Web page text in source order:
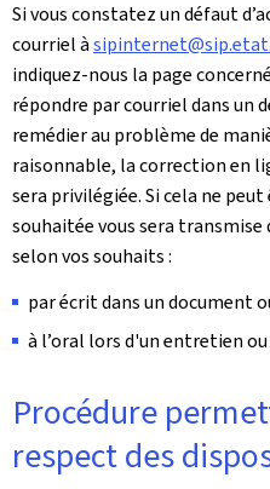
Si vous constatez un défaut
courriel à
indiquez-nous la page
répondre par courriel dans un
remédier au problème de
raisonnable, la correction en
sera privilégiée. Si cela ne
souhaitée vous sera
selon vos souhaits :
par écrit dans un document
à l’oral lors d'un entretien
Procédure
respect des